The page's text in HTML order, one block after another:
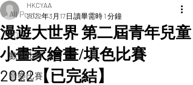
All Posts
2026
數學比賽
音樂比賽
漫遊大世界 第二屆青年兒童
小畫家繪畫/填色比賽
2022【已完結】
HKCYAA
2022年3月17日 讀畢需時 1 分鐘